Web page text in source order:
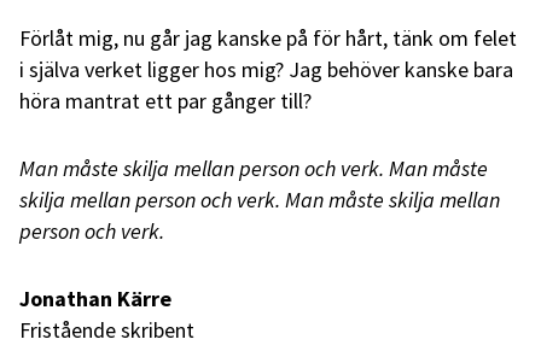
Förlåt mig, nu går jag kanske på för hårt, tänk om felet
i själva verket ligger hos mig? Jag behöver kanske bara
höra mantrat ett par gånger till?
Man måste skilja mellan person och verk. Man måste
skilja mellan person och verk. Man måste skilja mellan
person och verk.
Jonathan Kärre
Fristående skribent